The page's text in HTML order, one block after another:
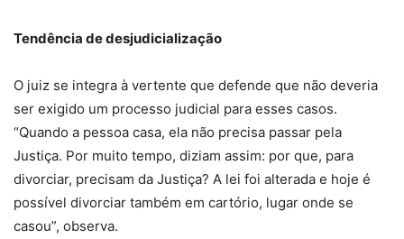
Tendência de desjudicialização
O juiz se integra à vertente que defende que não deveria
ser exigido um processo judicial para esses casos.
“Quando a pessoa casa, ela não precisa passar pela
Justiça. Por muito tempo, diziam assim: por que, para
divorciar, precisam da Justiça? A lei foi alterada e hoje é
possível divorciar também em cartório, lugar onde se
casou”, observa.